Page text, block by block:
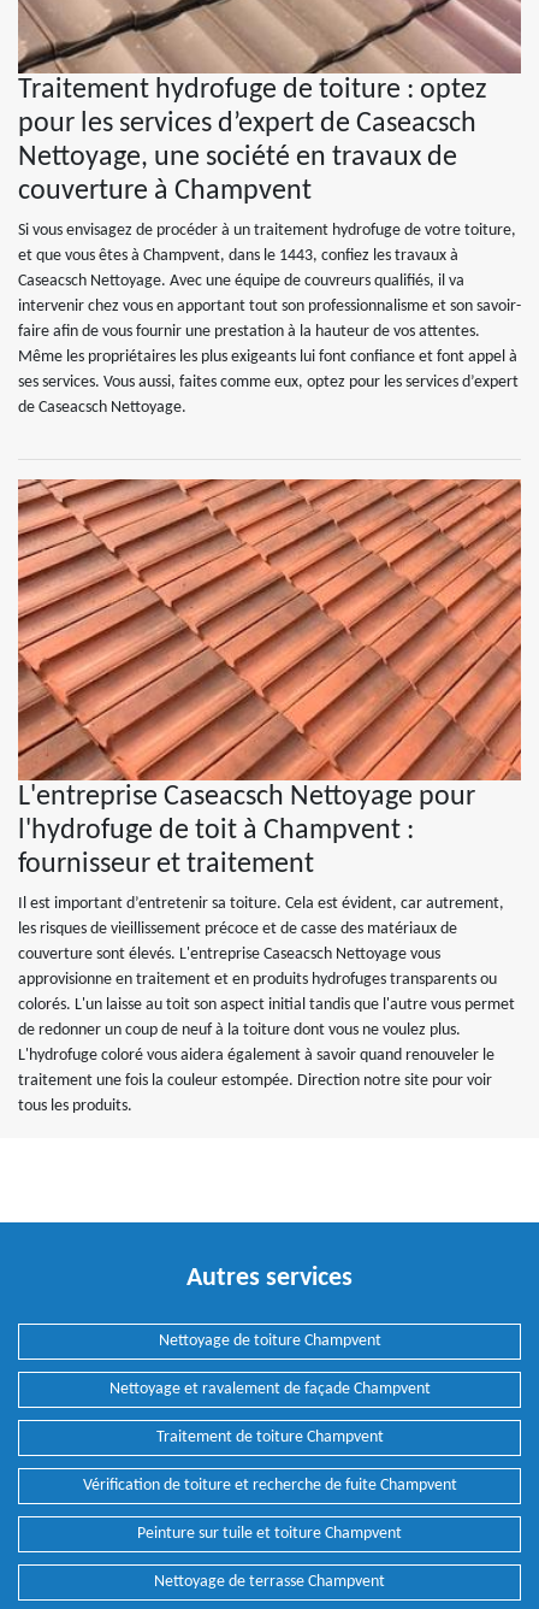
Traitement hydrofuge de toiture : optez
pour les services d’expert de Caseacsch
Nettoyage, une société en travaux de
couverture à Champvent
Si vous envisagez de procéder à un traitement hydrofuge de votre toiture,
et que vous êtes à Champvent, dans le 1443, confiez les travaux à
Caseacsch Nettoyage. Avec une équipe de couvreurs qualifiés, il va
intervenir chez vous en apportant tout son professionnalisme et son savoir-
faire afin de vous fournir une prestation à la hauteur de vos attentes.
Même les propriétaires les plus exigeants lui font confiance et font appel à
ses services. Vous aussi, faites comme eux, optez pour les services d’expert
de Caseacsch Nettoyage.
L'entreprise Caseacsch Nettoyage pour
l'hydrofuge de toit à Champvent :
fournisseur et traitement
Il est important d’entretenir sa toiture. Cela est évident, car autrement,
les risques de vieillissement précoce et de casse des matériaux de
couverture sont élevés. L'entreprise Caseacsch Nettoyage vous
approvisionne en traitement et en produits hydrofuges transparents ou
colorés. L'un laisse au toit son aspect initial tandis que l'autre vous permet
de redonner un coup de neuf à la toiture dont vous ne voulez plus.
L'hydrofuge coloré vous aidera également à savoir quand renouveler le
traitement une fois la couleur estompée. Direction notre site pour voir
tous les produits.
Autres services
Nettoyage de toiture Champvent
Nettoyage et ravalement de façade Champvent
Traitement de toiture Champvent
Vérification de toiture et recherche de fuite Champvent
Peinture sur tuile et toiture Champvent
Nettoyage de terrasse Champvent